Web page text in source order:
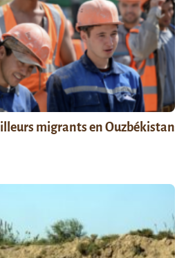
migrants en Ouzbékistan